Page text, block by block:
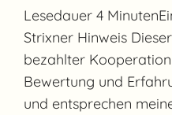
Lesedauer 4
Strixner Hinweis
bezahlter
Bewertung und
und entsprechen